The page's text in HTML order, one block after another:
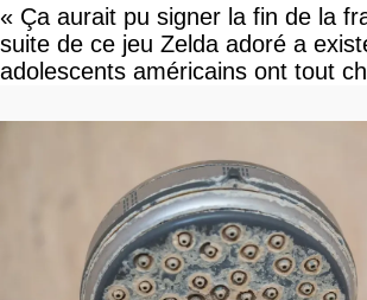
« Ça aurait pu signer la fin de la
suite de ce jeu Zelda adoré a
adolescents américains ont tout